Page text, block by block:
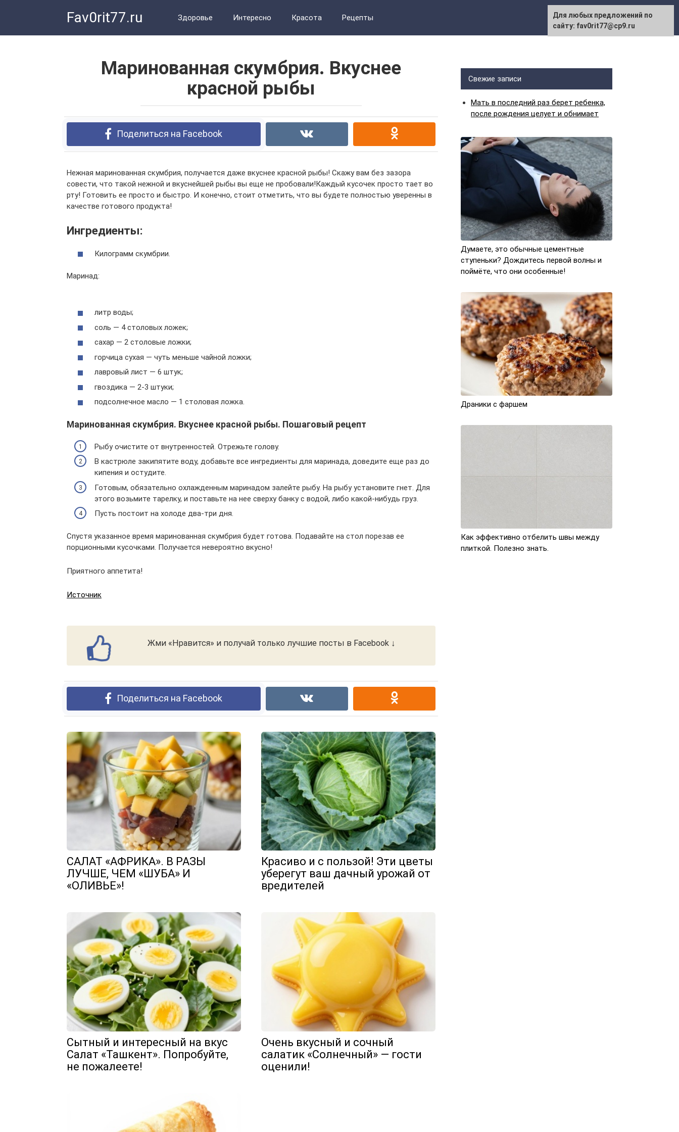
Fav0rit77.ru Здоровье Интересно Красота Рецепты
Маринованная скумбрия. Вкуснее
красной рыбы
Поделиться на Facebook
Нежная маринованная скумбрия, получается даже вкуснее красной рыбы! Скажу вам без зазора
совести, что такой нежной и вкуснейшей рыбы вы еще не пробовали!Каждый кусочек просто тает во
рту! Готовить ее просто и быстро. И конечно, стоит отметить, что вы будете полностью уверенны в
качестве готового продукта!
Ингредиенты:
Килограмм скумбрии.
Маринад:
литр воды;
соль — 4 столовых ложек;
сахар — 2 столовые ложки;
горчица сухая — чуть меньше чайной ложки;
лавровый лист — 6 штук;
гвоздика — 2-3 штуки;
подсолнечное масло — 1 столовая ложка.
Маринованная скумбрия. Вкуснее красной рыбы. Пошаговый рецепт
Рыбу очистите от внутренностей. Отрежьте голову.
В кастрюле закипятите воду, добавьте все ингредиенты для маринада, доведите еще раз до
кипения и остудите.
Готовым, обязательно охлажденным маринадом залейте рыбу. На рыбу установите гнет. Для
этого возьмите тарелку, и поставьте на нее сверху банку с водой, либо какой-нибудь груз.
Пусть постоит на холоде два-три дня.
Спустя указанное время маринованная скумбрия будет готова. Подавайте на стол порезав ее
порционными кусочками. Получается невероятно вкусно!
Приятного аппетита!
Источник
Жми «Нравится» и получай только лучшие посты в Facebook ↓
Поделиться на Facebook
САЛАТ «АФРИКА». В РАЗЫ
ЛУЧШЕ, ЧЕМ «ШУБА» И
«ОЛИВЬЕ»!
Красиво и с пользой! Эти цветы
уберегут ваш дачный урожай от
вредителей
Сытный и интересный на вкус
Салат «Ташкент». Попробуйте,
не пожалеете!
Очень вкусный и сочный
салатик «Солнечный» — гости
оценили!
Свежие записи
Мать в последний раз берет ребенка,
после рождения целует и обнимает
Думаете, это обычные цементные
ступеньки? Дождитесь первой волны и
поймёте, что они особенные!
Драники с фаршем
Как эффективно отбелить швы между
плиткой. Полезно знать.
Для любых предложений по
сайту: fav0rit77@cp9.ru